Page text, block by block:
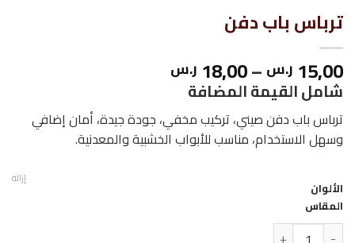
ترباس باب دفن
15,00 ر.س –
18,00 ر.س
من
خلال
شامل القيمة المضافة
ترباس باب دفن صيني، تركيب مخفي، جودة جيدة، أمان إضافي
وسهل الاستخدام، مناسب للأبواب الخشبية والمعدنية.
الألوان
المقاس
إزالة
كمية ترباس باب دفن